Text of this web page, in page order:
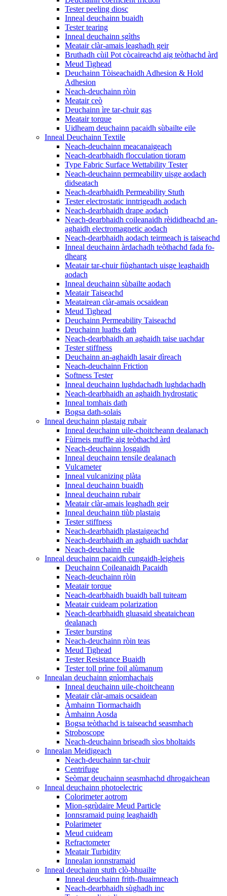
Tester peeling diosc
Inneal deuchainn buaidh
Tester tearing
Inneal deuchainn sgìths
Meatair clàr-amais leaghadh geir
Bruthadh cùil Pot còcaireachd aig teòthachd àrd
Meud Tighead
Deuchainn Tòiseachaidh Adhesion & Hold
Adhesion
Neach-deuchainn ròin
Meatair ceò
Deuchainn ìre tar-chuir gas
Meatair torque
Uidheam deuchainn pacaidh sùbailte eile
Inneal Deuchainn Textile
Neach-deuchainn meacanaigeach
Neach-dearbhaidh flocculation tioram
Type Fabric Surface Wettability Tester
Neach-deuchainn permeability uisge aodach
didseatach
Neach-dearbhaidh Permeability Stuth
Tester electrostatic inntrigeadh aodach
Neach-dearbhaidh drape aodach
Neach-dearbhaidh coileanaidh rèididheachd an-
aghaidh electromagnetic aodach
Neach-dearbhaidh aodach teirmeach is taiseachd
Inneal deuchainn àrdachadh teòthachd fada fo-
dhearg
Meatair tar-chuir fiùghantach uisge leaghaidh
aodach
Inneal deuchainn sùbailte aodach
Meatair Taiseachd
Meatairean clàr-amais ocsaidean
Meud Tighead
Deuchainn Permeability Taiseachd
Deuchainn luaths dath
Neach-dearbhaidh an aghaidh taise uachdar
Tester stiffness
Deuchainn an-aghaidh lasair dìreach
Neach-deuchainn Friction
Softness Tester
Inneal deuchainn lughdachadh lughdachadh
Neach-dearbhaidh an aghaidh hydrostatic
Inneal tomhais dath
Bogsa dath-solais
Inneal deuchainn plastaig rubair
Inneal deuchainn uile-choitcheann dealanach
Fùirneis muffle aig teòthachd àrd
Neach-deuchainn losgaidh
Inneal deuchainn tensile dealanach
Vulcameter
Inneal vulcanizing plàta
Inneal deuchainn buaidh
Inneal deuchainn rubair
Meatair clàr-amais leaghadh geir
Inneal deuchainn tiùb plastaig
Tester stiffness
Neach-dearbhaidh plastaigeachd
Neach-dearbhaidh an aghaidh uachdar
Neach-deuchainn eile
Inneal deuchainn pacaidh cungaidh-leigheis
Deuchainn Coileanaidh Pacaidh
Neach-deuchainn ròin
Meatair torque
Neach-dearbhaidh buaidh ball tuiteam
Meatair cuideam polarization
Neach-dearbhaidh gluasaid sheataichean
dealanach
Tester bursting
Neach-deuchainn ròin teas
Meud Tighead
Tester Resistance Buaidh
Tester toll prìne foil alùmanum
Innealan deuchainn gnìomhachais
Inneal deuchainn uile-choitcheann
Meatair clàr-amais ocsaidean
Àmhainn Tiormachaidh
Àmhainn Aosda
Bogsa teòthachd is taiseachd seasmhach
Stroboscope
Neach-deuchainn briseadh sìos bholtaids
Innealan Meidigeach
Neach-deuchainn tar-chuir
Centrifuge
Seòmar deuchainn seasmhachd dhrogaichean
Inneal deuchainn photoelectric
Colorimeter aotrom
Mion-sgrùdaire Meud Particle
Ionnsramaid puing leaghaidh
Polarimeter
Meud cuideam
Refractometer
Meatair Turbidity
Innealan ionnstramaid
Inneal deuchainn stuth clò-bhuailte
Inneal deuchainn frith-fhuaimneach
Neach-dearbhaidh sùghadh inc